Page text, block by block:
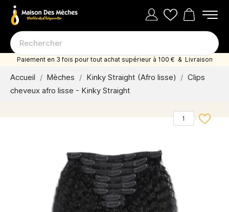
Paiement en 3 fois pour tout achat supérieur à 100 € & Livraison
offerte dès 35 euro d'achat
Accueil Mèches Kinky Straight (Afro lisse)
Clips
cheveux afro lisse - Kinky Straight
1